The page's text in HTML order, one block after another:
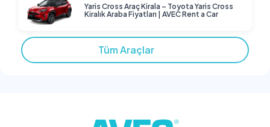
Yaris Cross Araç Kirala – Toyota Yaris Cross
Kiralık Araba Fiyatları | AVEC Rent a Car
Tüm Araçlar